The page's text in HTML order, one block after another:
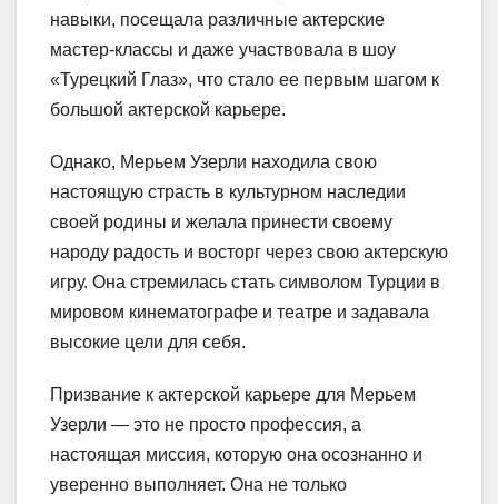
навыки, посещала различные актерские
мастер-классы и даже участвовала в шоу
«Турецкий Глаз», что стало ее первым шагом к
большой актерской карьере.
Однако, Мерьем Узерли находила свою
настоящую страсть в культурном наследии
своей родины и желала принести своему
народу радость и восторг через свою актерскую
игру. Она стремилась стать символом Турции в
мировом кинематографе и театре и задавала
высокие цели для себя.
Призвание к актерской карьере для Мерьем
Узерли — это не просто профессия, а
настоящая миссия, которую она осознанно и
уверенно выполняет. Она не только